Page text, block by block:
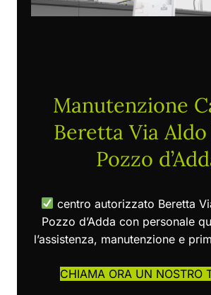
Manutenzione
Beretta Via
Pozzo
centro autorizzato Beretta
Pozzo d’Adda con personale
l’assistenza, manutenzione e
CHIAMA ORA UN NOSTRO